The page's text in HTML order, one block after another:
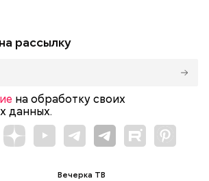
рассылку
на обработку своих
данных.
Вечерка ТВ